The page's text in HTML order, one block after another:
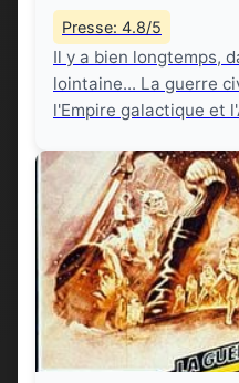
Presse: 4.8/5
Il y a bien longtemps,
lointaine... La guerre
l'Empire galactique et